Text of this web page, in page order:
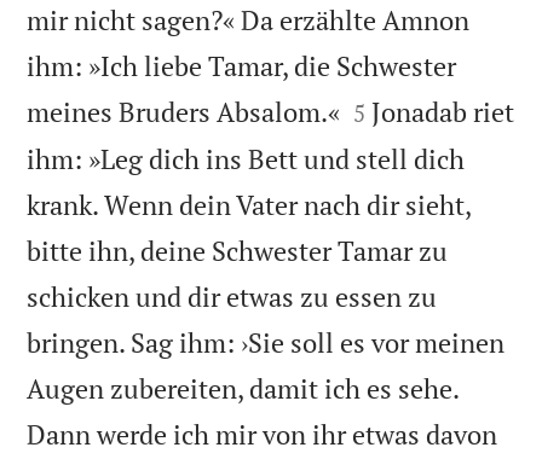
mir nicht sagen?« Da erzählte Amnon
ihm: »Ich liebe Tamar, die Schwester
meines Bruders Absalom.« 

5 Jonadab riet
ihm: »Leg dich ins Bett und stell dich
krank. Wenn dein Vater nach dir sieht,
bitte ihn, deine Schwester Tamar zu
schicken und dir etwas zu essen zu
bringen. Sag ihm: ›Sie soll es vor meinen
Augen zubereiten, damit ich es sehe.
Dann werde ich mir von ihr etwas davon